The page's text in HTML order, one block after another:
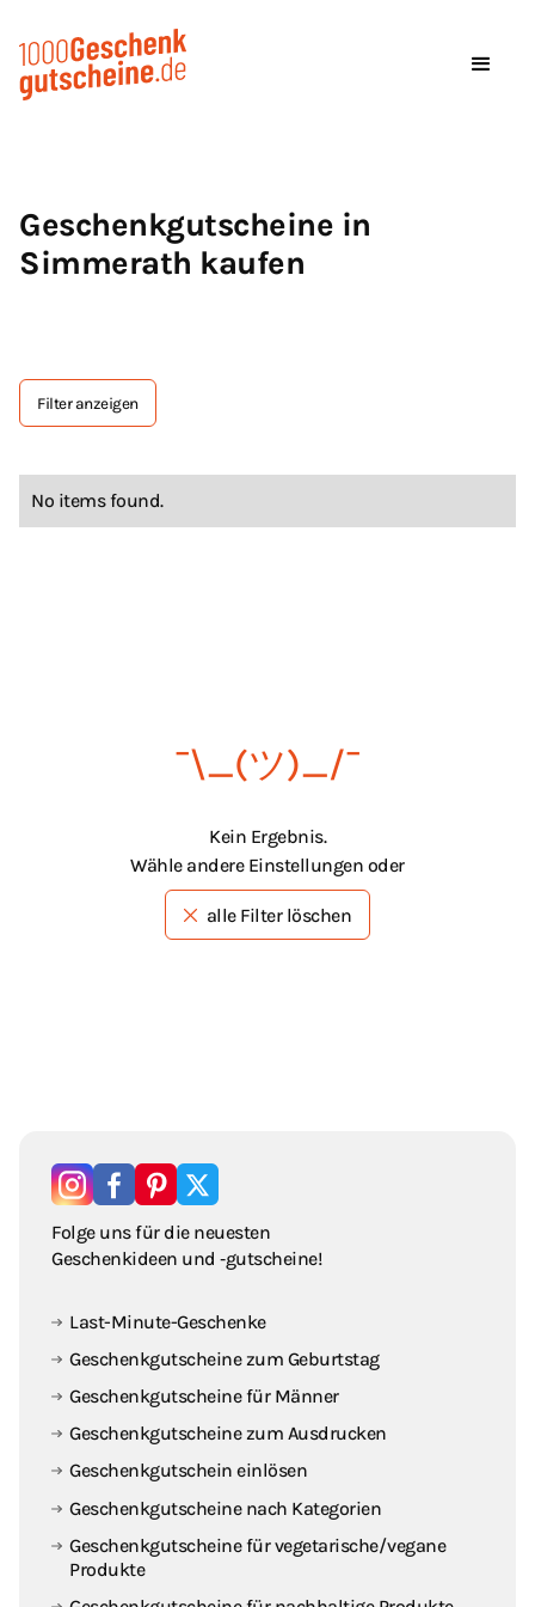
Geschenkgutscheine in
Simmerath kaufen
Filter anzeigen
No items found.
¯\_(ツ)_/¯
Kein Ergebnis.
Wähle andere Einstellungen oder
alle Filter löschen
Folge uns für die neuesten
Geschenkideen und ‑gutscheine!
Last-Minute-Geschenke
Geschenkgutscheine zum Geburtstag
Geschenkgutscheine für Männer
Geschenkgutscheine zum Ausdrucken
Geschenkgutschein einlösen
Geschenkgutscheine nach Kategorien
Geschenkgutscheine für vegetarische / vegane
Produkte